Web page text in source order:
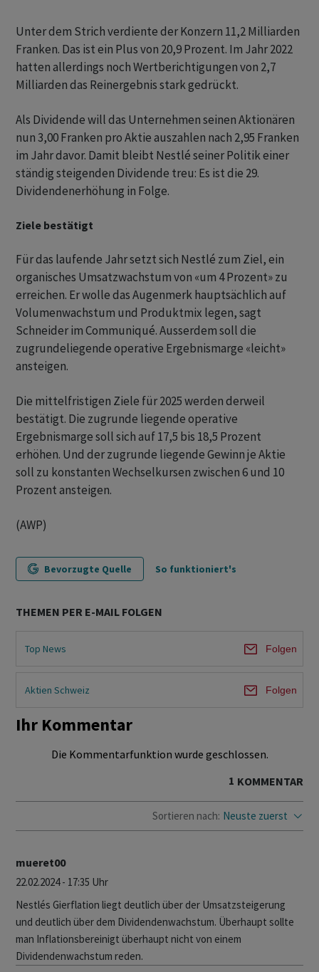
Unter dem Strich verdiente der Konzern 11,2 Milliarden
Franken. Das ist ein Plus von 20,9 Prozent. Im Jahr 2022
hatten allerdings noch Wertberichtigungen von 2,7
Milliarden das Reinergebnis stark gedrückt.
Als Dividende will das Unternehmen seinen Aktionären
nun 3,00 Franken pro Aktie auszahlen nach 2,95 Franken
im Jahr davor. Damit bleibt Nestlé seiner Politik einer
ständig steigenden Dividende treu: Es ist die 29.
Dividendenerhöhung in Folge.
Ziele bestätigt
Für das laufende Jahr setzt sich Nestlé zum Ziel, ein
organisches Umsatzwachstum von «um 4 Prozent» zu
erreichen. Er wolle das Augenmerk hauptsächlich auf
Volumenwachstum und Produktmix legen, sagt
Schneider im Communiqué. Ausserdem soll die
zugrundeliegende operative Ergebnismarge «leicht»
ansteigen.
Die mittelfristigen Ziele für 2025 werden derweil
bestätigt. Die zugrunde liegende operative
Ergebnismarge soll sich auf 17,5 bis 18,5 Prozent
erhöhen. Und der zugrunde liegende Gewinn je Aktie
soll zu konstanten Wechselkursen zwischen 6 und 10
Prozent ansteigen.
(AWP)
Bevorzugte Quelle So funktioniert's
THEMEN PER E-MAIL FOLGEN
Top News Folgen
Aktien Schweiz Folgen
Ihr Kommentar
Die Kommentarfunktion wurde geschlossen.
1 KOMMENTAR
Sortieren nach: Neuste zuerst
mueret00
22.02.2024 - 17:35 Uhr
Nestlés Gierflation liegt deutlich über der Umsatzsteigerung
und deutlich über dem Dividendenwachstum. Überhaupt sollte
man Inflationsbereinigt überhaupt nicht von einem
Dividendenwachstum reden.